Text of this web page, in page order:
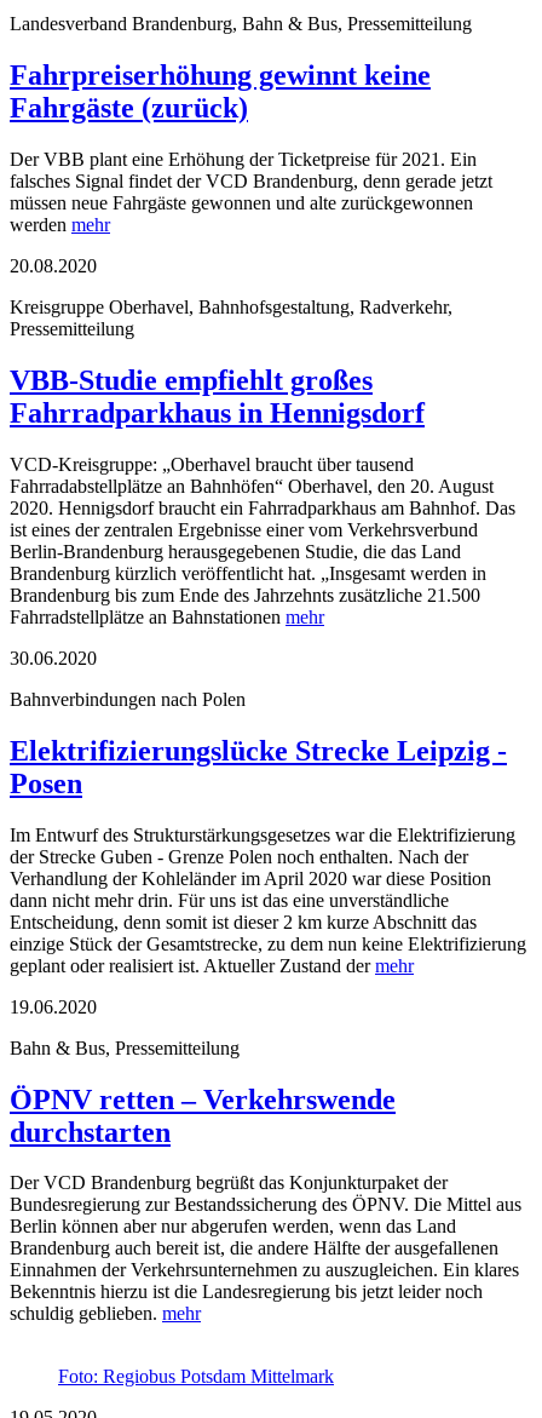
Landesverband Brandenburg, Bahn & Bus, Pressemitteilung
Fahrpreiserhöhung gewinnt keine
Fahrgäste (zurück)
Der VBB plant eine Erhöhung der Ticketpreise für 2021. Ein
falsches Signal findet der VCD Brandenburg, denn gerade jetzt
müssen neue Fahrgäste gewonnen und alte zurückgewonnen
werden mehr
20.08.2020
Kreisgruppe Oberhavel, Bahnhofsgestaltung, Radverkehr,
Pressemitteilung
VBB-Studie empfiehlt großes
Fahrradparkhaus in Hennigsdorf
VCD-Kreisgruppe: „Oberhavel braucht über tausend
Fahrradabstellplätze an Bahnhöfen“ Oberhavel, den 20. August
2020. Hennigsdorf braucht ein Fahrradparkhaus am Bahnhof. Das
ist eines der zentralen Ergebnisse einer vom Verkehrsverbund
Berlin-Brandenburg herausgegebenen Studie, die das Land
Brandenburg kürzlich veröffentlicht hat. „Insgesamt werden in
Brandenburg bis zum Ende des Jahrzehnts zusätzliche 21.500
Fahrradstellplätze an Bahnstationen mehr
30.06.2020
Bahnverbindungen nach Polen
Elektrifizierungslücke Strecke Leipzig -
Posen
Im Entwurf des Strukturstärkungsgesetzes war die Elektrifizierung
der Strecke Guben - Grenze Polen noch enthalten. Nach der
Verhandlung der Kohleländer im April 2020 war diese Position
dann nicht mehr drin. Für uns ist das eine unverständliche
Entscheidung, denn somit ist dieser 2 km kurze Abschnitt das
einzige Stück der Gesamtstrecke, zu dem nun keine Elektrifizierung
geplant oder realisiert ist. Aktueller Zustand dermehr
19.06.2020
Bahn & Bus, Pressemitteilung
ÖPNV retten – Verkehrswende
durchstarten
Der VCD Brandenburg begrüßt das Konjunkturpaket der
Bundesregierung zur Bestandssicherung des ÖPNV. Die Mittel aus
Berlin können aber nur abgerufen werden, wenn das Land
Brandenburg auch bereit ist, die andere Hälfte der ausgefallenen
Einnahmen der Verkehrsunternehmen zu auszugleichen. Ein klares
Bekenntnis hierzu ist die Landesregierung bis jetzt leider noch
schuldig geblieben. mehr
Foto: Regiobus Potsdam Mittelmark